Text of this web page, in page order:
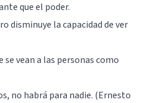
que el poder.
disminuye la capacidad de ver
vean a las personas como
no habrá para nadie. (Ernesto